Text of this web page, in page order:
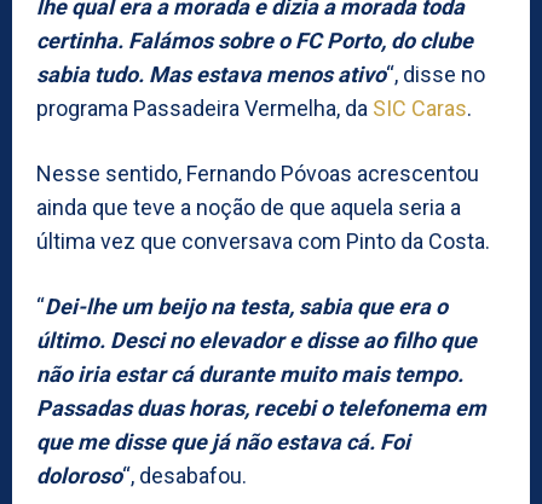
lhe qual era a morada e dizia a morada toda
certinha. Falámos sobre o FC Porto, do clube
sabia tudo. Mas estava menos ativo“, disse no
programa Passadeira Vermelha, da SIC Caras.
Nesse sentido, Fernando Póvoas acrescentou
ainda que teve a noção de que aquela seria a
última vez que conversava com Pinto da Costa.
“Dei-lhe um beijo na testa, sabia que era o
último. Desci no elevador e disse ao filho que
não iria estar cá durante muito mais tempo.
Passadas duas horas, recebi o telefonema em
que me disse que já não estava cá. Foi
doloroso“, desabafou.